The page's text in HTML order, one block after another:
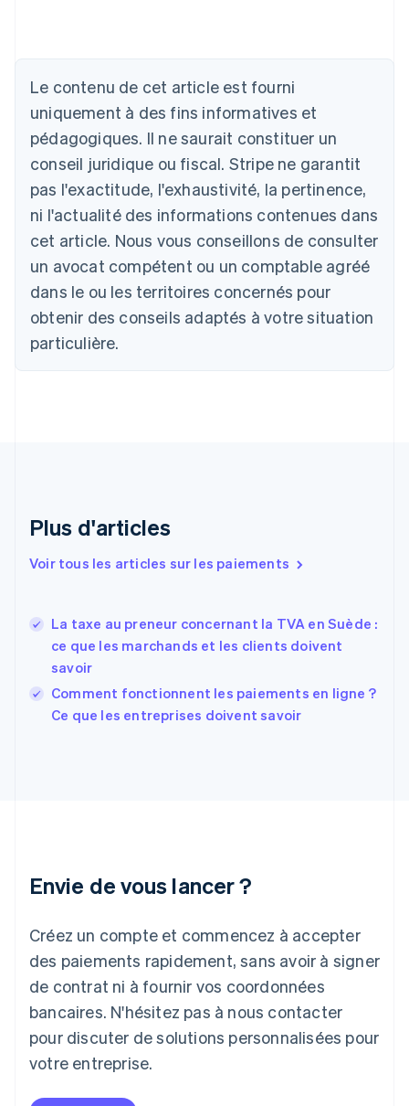
Le contenu de cet article est fourni
uniquement à des fins informatives et
pédagogiques. Il ne saurait constituer un
conseil juridique ou fiscal. Stripe ne garantit
pas l'exactitude, l'exhaustivité, la pertinence,
ni l'actualité des informations contenues dans
cet article. Nous vous conseillons de consulter
un avocat compétent ou un comptable agréé
dans le ou les territoires concernés pour
obtenir des conseils adaptés à votre situation
particulière.
Plus d'articles
Voir tous les articles sur les paiements
La taxe au preneur concernant la TVA en Suède :
ce que les marchands et les clients doivent
savoir
Comment fonctionnent les paiements en ligne ?
Ce que les entreprises doivent savoir
Envie de vous lancer ?
Créez un compte et commencez à accepter
des paiements rapidement, sans avoir à signer
de contrat ni à fournir vos coordonnées
bancaires. N'hésitez pas à nous contacter
pour discuter de solutions personnalisées pour
votre entreprise.
Allemagne
English
Australie
English
Autriche
Belgique
NederlandsFrançaisDeutschEnglish
Brésil
Português English
Bulgarie
English
EnglishFrançais
Chine continentale
Espagne
Estonie
EnglishEspañol简体中文
Finlande
English
FrançaisEnglish
Gibraltar
English
Italie
Japon
日本語
Lettonie
English
Liechtenstein
DeutschEnglish
English